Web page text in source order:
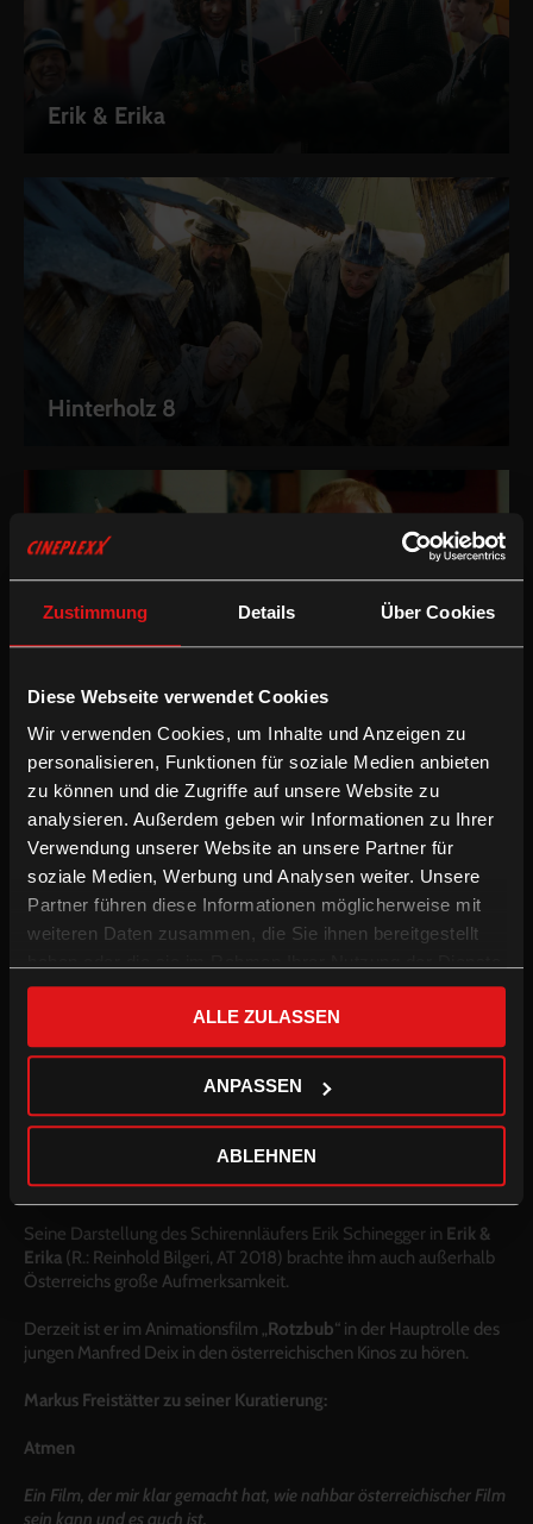
Zustimmung Details Über Cookies
Diese Webseite verwendet Cookies
Wir verwenden Cookies, um Inhalte und Anzeigen zu
personalisieren, Funktionen für soziale Medien anbieten
zu können und die Zugriffe auf unsere Website zu
analysieren. Außerdem geben wir Informationen zu Ihrer
Verwendung unserer Website an unsere Partner für
soziale Medien, Werbung und Analysen weiter. Unsere
Partner führen diese Informationen möglicherweise mit
weiteren Daten zusammen, die Sie ihnen bereitgestellt
gesammelt haben.
ALLE ZULASSEN
ANPASSEN
ABLEHNEN
Schauspieler und bekannt fürErik & Erika
deines Lebens&Rotzbub.
Seine Darstellung des Schirennläufers Erik Schinegger in Erik &
Erika (R.: Reinhold Bilgeri, AT 2018) brachte ihm auch außerhalb
Österreichs große Aufmerksamkeit.
Derzeit ist er im Animationsfilm „Rotzbub“ in der Hauptrolle des
jungen Manfred Deix in den österreichischen Kinos zu hören.
Markus Freistätter zu seiner Kuratierung:
Atmen
Ein Film, der mir klar gemacht hat, wie nahbar österreichischer Film
sein kann und es auch ist.
Erik & Erika
Hinterholz 8
Komm, süßer Tod